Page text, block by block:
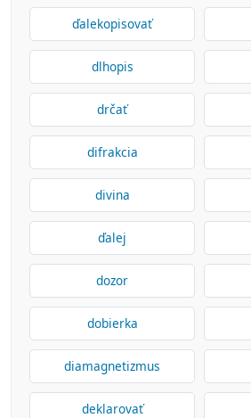
ďalekopisovať
dlhopis
drčať
difrakcia
divina
ďalej
dozor
dobierka
diamagnetizmus
deklarovať